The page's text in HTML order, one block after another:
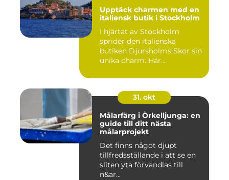
Upptäck charmen med en
italiensk butik i Stockholm
I hjärtat av Stockholm
sprider den italienska
butiken Djursholms Skor sin
unika charm. Här...
31. okt
Målarfärg i Örkelljunga: en
guide till ditt nästa
målarprojekt
Det finns något djupt
tillfredsställande i att se en
sliten yta förvandlas till
n&ar...